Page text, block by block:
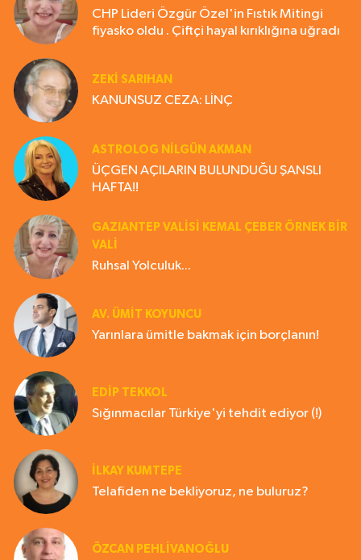
CHP Lideri Özgür Özel'in Fıstık Mitingi
fiyasko oldu . Çiftçi hayal kırıklığına uğradı
ZEKI SARIHAN
KANUNSUZ CEZA: LİNÇ
ASTROLOG NILGÜN AKMAN
ÜÇGEN AÇILARIN BULUNDUĞU ŞANSLI
HAFTA!!
GAZIANTEP VALISI KEMAL ÇEBER ÖRNEK BİR
VALİ
Ruhsal Yolculuk...
AV. ÜMIT KOYUNCU
Yarınlara ümitle bakmak için borçlanın!
EDIP TEKKOL
Sığınmacılar Türkiye'yi tehdit ediyor (!)
İLKAY KUMTEPE
Telafiden ne bekliyoruz, ne buluruz?
ÖZCAN PEHLİVANOĞLU